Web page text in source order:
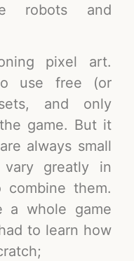
robots and
pixel art.
use free (or
and only
game. But it
always small
greatly in
combine them.
a whole game
to learn how